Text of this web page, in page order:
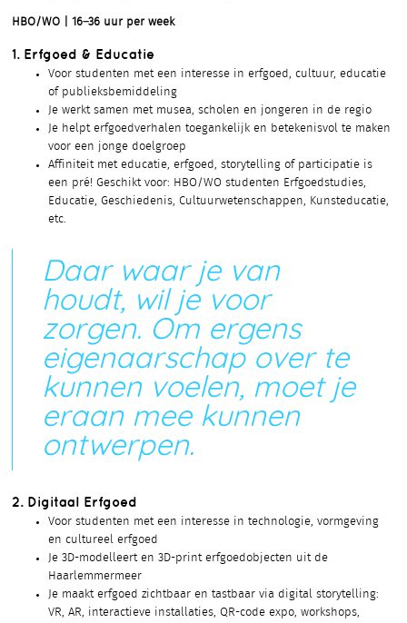
HBO/WO | 16–36 uur per week
1. Erfgoed & Educatie
Voor studenten met een interesse in erfgoed, cultuur, educatie
of publieksbemiddeling
Je werkt samen met musea, scholen en jongeren in de regio
Je helpt erfgoedverhalen toegankelijk en betekenisvol te maken
voor een jonge doelgroep
Affiniteit met educatie, erfgoed, storytelling of participatie is
een pré! Geschikt voor: HBO/WO studenten Erfgoedstudies,
Educatie, Geschiedenis, Cultuurwetenschappen, Kunsteducatie,
etc.
Daar waar je van
houdt, wil je voor
zorgen. Om ergens
eigenaarschap over te
kunnen voelen, moet je
eraan mee kunnen
ontwerpen.
2. Digitaal Erfgoed
Voor studenten met een interesse in technologie, vormgeving
en cultureel erfgoed
Je 3D-modelleert en 3D-print erfgoedobjecten uit de
Haarlemmermeer
Je maakt erfgoed zichtbaar en tastbaar via digital storytelling:
VR, AR, interactieve installaties, QR-code expo, workshops,